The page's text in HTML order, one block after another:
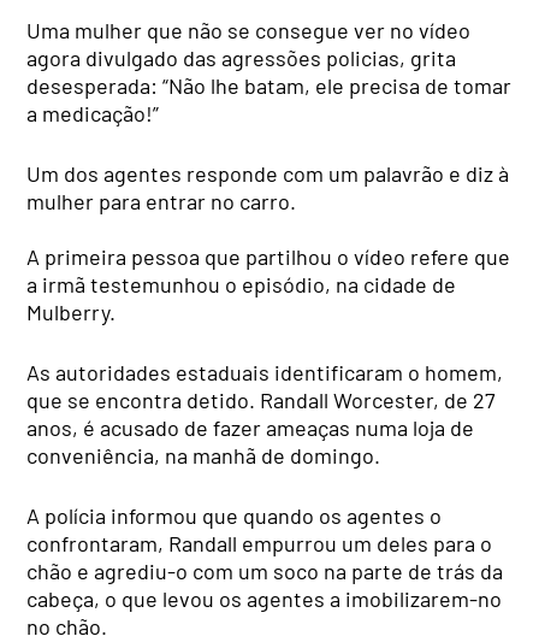
Uma mulher que não se consegue ver no vídeo
agora divulgado das agressões policias, grita
desesperada: “Não lhe batam, ele precisa de tomar
a medicação!”
Um dos agentes responde com um palavrão e diz à
mulher para entrar no carro.
A primeira pessoa que partilhou o vídeo refere que
a irmã testemunhou o episódio, na cidade de
Mulberry.
As autoridades estaduais identificaram o homem,
que se encontra detido. Randall Worcester, de 27
anos, é acusado de fazer ameaças numa loja de
conveniência, na manhã de domingo.
A polícia informou que quando os agentes o
confrontaram, Randall empurrou um deles para o
chão e agrediu-o com um soco na parte de trás da
cabeça, o que levou os agentes a imobilizarem-no
no chão.